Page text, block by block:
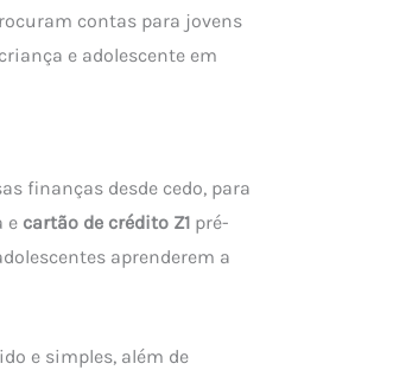
contas para jovens
e adolescente em
finanças desde cedo, para
e cartão de crédito Z1 pré-
aprenderem a
e simples, além de